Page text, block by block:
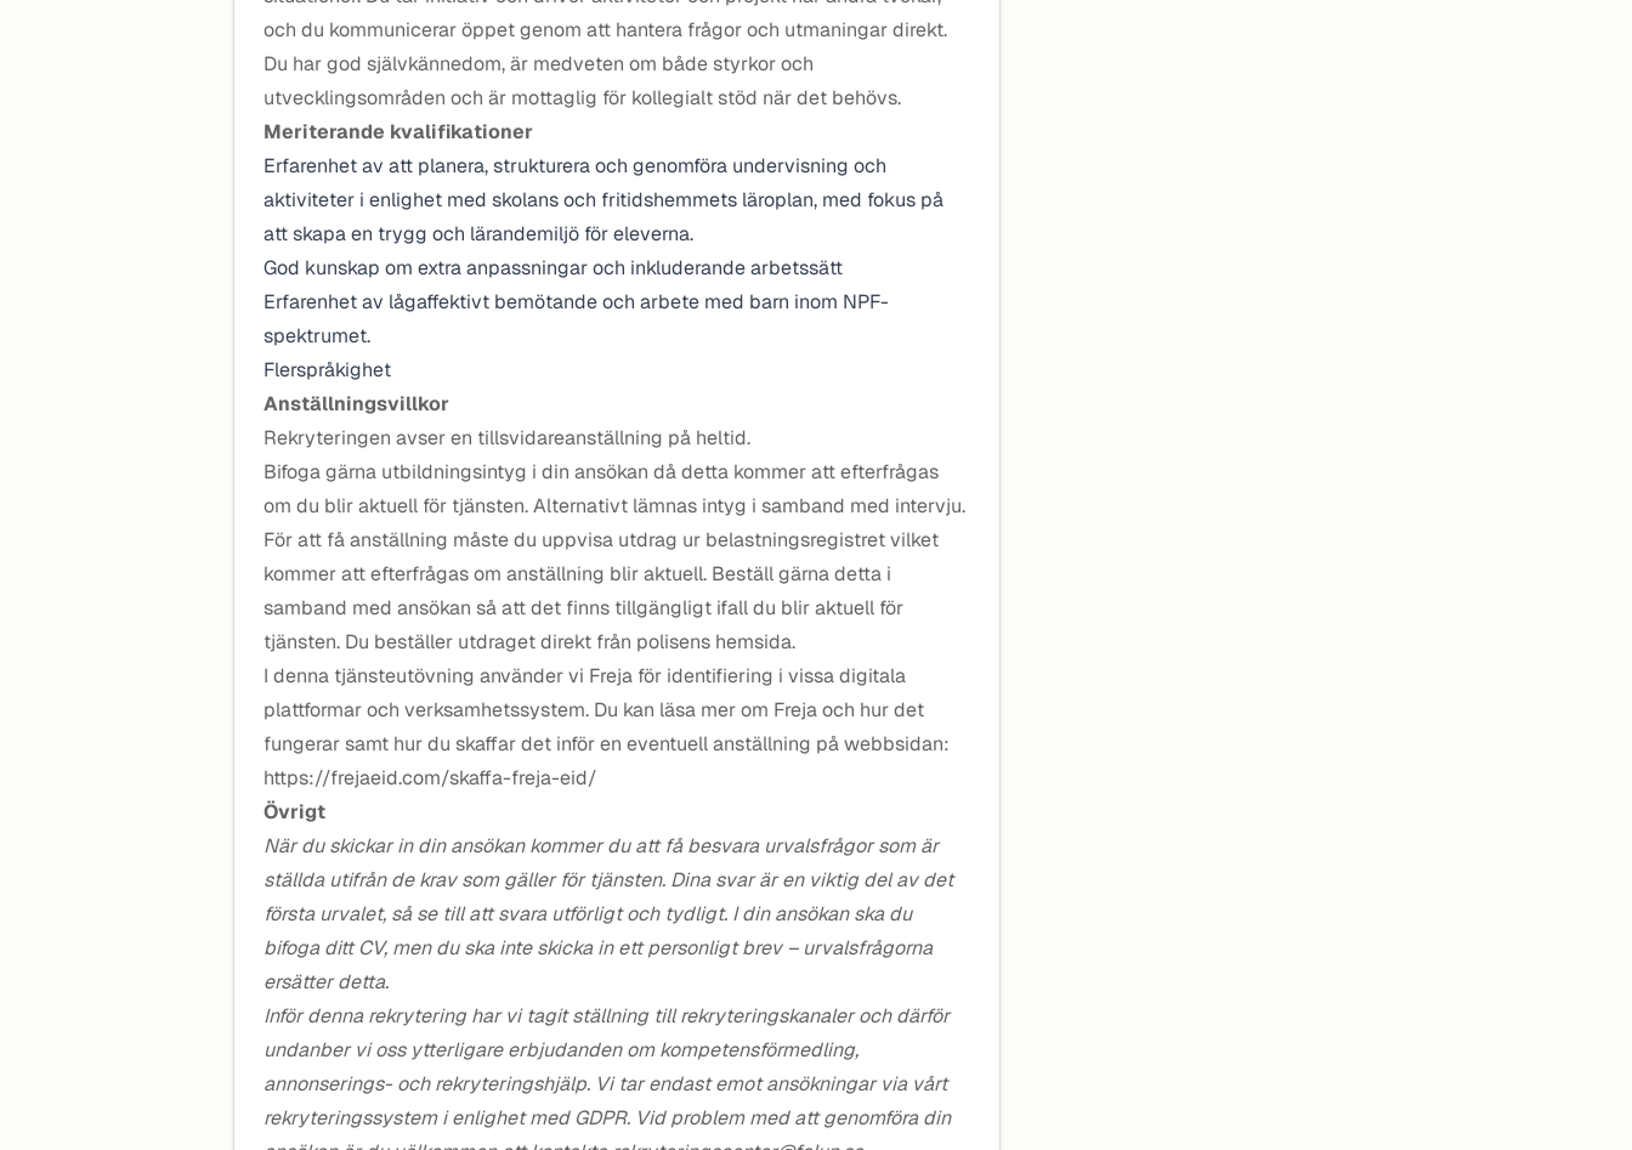
och du kommunicerar öppet genom att hantera frågor och utmaningar direkt.
Du har god självkännedom, är medveten om både styrkor och
utvecklingsområden och är mottaglig för kollegialt stöd när det behövs.
Meriterande kvalifikationer
Erfarenhet av att planera, strukturera och genomföra undervisning och
aktiviteter i enlighet med skolans och fritidshemmets läroplan, med fokus på
att skapa en trygg och lärandemiljö för eleverna.
God kunskap om extra anpassningar och inkluderande arbetssätt
Erfarenhet av lågaffektivt bemötande och arbete med barn inom NPF-
spektrumet.
Flerspråkighet
Anställningsvillkor
Rekryteringen avser en tillsvidareanställning på heltid.
Bifoga gärna utbildningsintyg i din ansökan då detta kommer att efterfrågas
om du blir aktuell för tjänsten. Alternativt lämnas intyg i samband med intervju.
För att få anställning måste du uppvisa utdrag ur belastningsregistret vilket
kommer att efterfrågas om anställning blir aktuell. Beställ gärna detta i
samband med ansökan så att det finns tillgängligt ifall du blir aktuell för
tjänsten. Du beställer utdraget direkt från polisens hemsida.
I denna tjänsteutövning använder vi Freja för identifiering i vissa digitala
plattformar och verksamhetssystem. Du kan läsa mer om Freja och hur det
fungerar samt hur du skaffar det inför en eventuell anställning på webbsidan:
https://frejaeid.com/skaffa-freja-eid/
Övrigt
När du skickar in din ansökan kommer du att få besvara urvalsfrågor som är
ställda utifrån de krav som gäller för tjänsten. Dina svar är en viktig del av det
första urvalet, så se till att svara utförligt och tydligt. I din ansökan ska du
bifoga ditt CV, men du ska inte skicka in ett personligt brev – urvalsfrågorna
ersätter detta.
Inför denna rekrytering har vi tagit ställning till rekryteringskanaler och därför
undanber vi oss ytterligare erbjudanden om kompetensförmedling,
annonserings- och rekryteringshjälp. Vi tar endast emot ansökningar via vårt
rekryteringssystem i enlighet med GDPR. Vid problem med att genomföra din